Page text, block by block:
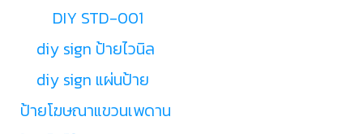
DIY STD-001
diy sign ป้ายไวนิล
diy sign แผ่นป้าย
ป้ายโฆษณาแขวนเพดาน